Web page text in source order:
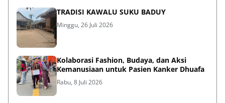
TRADISI KAWALU SUKU BADUY
Minggu, 26 Juli 2026
Kolaborasi Fashion, Budaya, dan Aksi
Kemanusiaan untuk Pasien Kanker Dhuafa
Rabu, 8 Juli 2026